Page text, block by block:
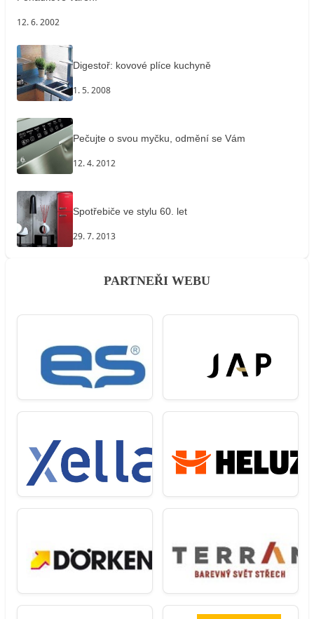
12. 6. 2002
Digestoř: kovové plíce kuchyně
1. 5. 2008
Pečujte o svou myčku, odmění se Vám
12. 4. 2012
Spotřebiče ve stylu 60. let
29. 7. 2013
PARTNEŘI WEBU